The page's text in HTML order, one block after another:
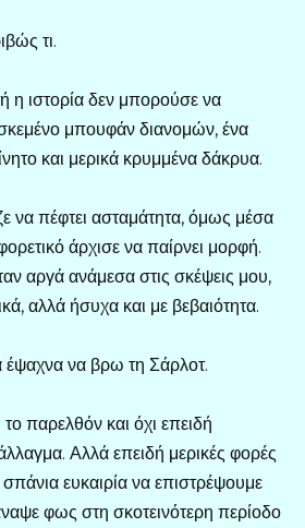
τι.
ιστορία δεν μπορούσε να
μπουφάν διανομών, ένα
και μερικά κρυμμένα δάκρυα.
να πέφτει ασταμάτητα, όμως μέσα
άρχισε να παίρνει μορφή.
αργά ανάμεσα στις σκέψεις μου,
αλλά ήσυχα και με βεβαιότητα.
να βρω τη Σάρλοτ.
παρελθόν και όχι επειδή
Αλλά επειδή μερικές φορές
ευκαιρία να επιστρέψουμε
φως στη σκοτεινότερη περίοδο